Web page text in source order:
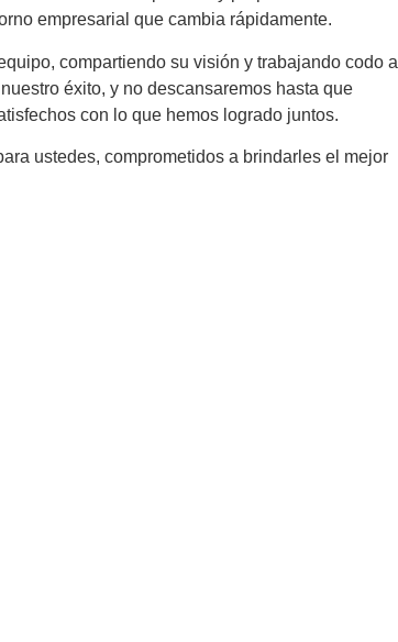
empresarial que cambia rápidamente.
, compartiendo su visión y trabajando codo a
éxito, y no descansaremos hasta que
con lo que hemos logrado juntos.
ustedes, comprometidos a brindarles el mejor